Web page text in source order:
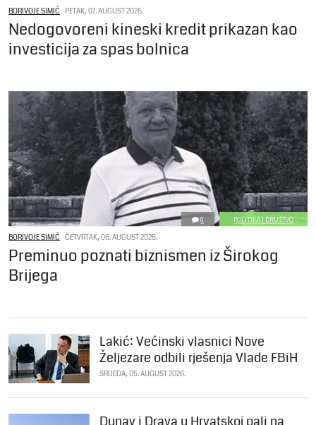
BORIVOJE SIMIĆ PETAK, 07. AUGUST 2026.
Nedogovoreni kineski kredit prikazan kao
investicija za spas bolnica
0 POLITIKA I DRUŠTVO
BORIVOJE SIMIĆ ČETVRTAK, 06. AUGUST 2026.
Preminuo poznati biznismen iz Širokog
Brijega
Lakić: Većinski vlasnici Nove
Željezare odbili rješenja Vlade FBiH
SRIJEDA, 05. AUGUST 2026.
Dunav i Drava u Hrvatskoj pali na